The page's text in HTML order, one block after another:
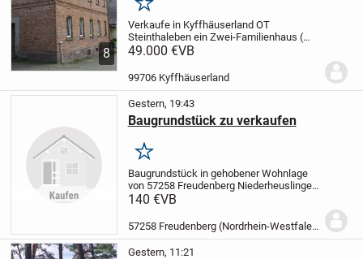
8
Merken
Verkaufe in Kyffhäuserland OT
Steinthaleben ein Zwei-Familienhaus (
ehemalige Schule ). Baujahr 1925, 8
Wohnfläche. Grundstück 257 m². Es sind
größere Renovierungs...
49.000 €VB
99706 Kyffhäuserland
Gestern, 19:43
Baugrundstück zu verkaufen
Merken
Baugrundstück in gehobener Wohnlage
von 57258 Freudenberg Niederheuslingen
zu verkaufen.
ehemaliger Fisch Teich der sich gut zu
einem Natur...
140 €VB
57258 Freudenberg (Nordrhein-Westfalen)
Gestern, 11:21